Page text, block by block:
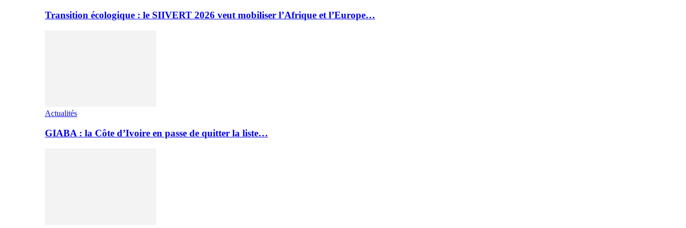
Transition écologique : le SIIVERT 2026 veut mobiliser l’Afrique et l’Europe…
Actualités
GIABA : la Côte d’Ivoire en passe de quitter la liste…